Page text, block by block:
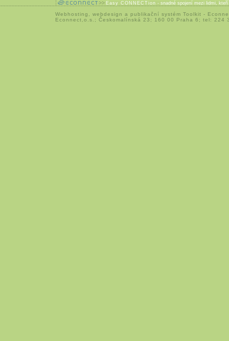
Easy CONNECTion - snadné spojení mezi lidmi,
Webhosting webdesign a publikační systém Toolkit -
Econnect,o.s.; Českomalínská 23; 160 00 Praha 6; tel: 224